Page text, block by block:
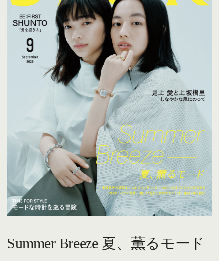
Summer Breeze 夏、薫るモード